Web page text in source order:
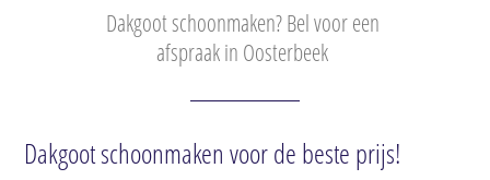
Dakgoot schoonmaken? Bel voor een
afspraak in Oosterbeek
Dakgoot schoonmaken voor de beste prijs!